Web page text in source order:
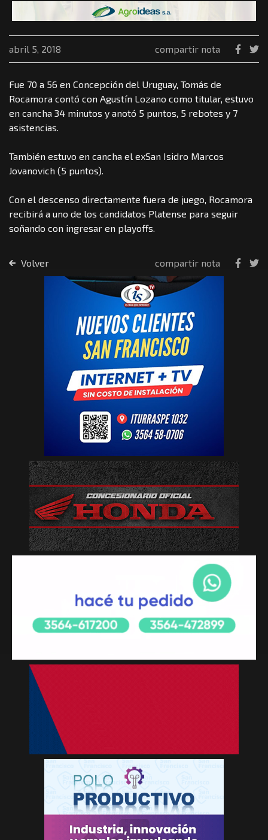
abril 5, 2018 compartir nota
Fue 70 a 56 en Concepción del Uruguay, Tomás de
Rocamora contó con Agustín Lozano como titular, estuvo
en cancha 34 minutos y anotó 5 puntos, 5 rebotes y 7
asistencias.
También estuvo en cancha el exSan Isidro Marcos
Jovanovich (5 puntos).
Con el descenso directamente fuera de juego, Rocamora
recibirá a uno de los candidatos Platense para seguir
soñando con ingresar en playoffs.
Volver compartir nota